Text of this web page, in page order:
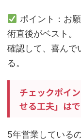
ポイント：お
術直後がベスト。
確認して、喜んで
る。
チェックポイ
せる工夫」は
5年営業している